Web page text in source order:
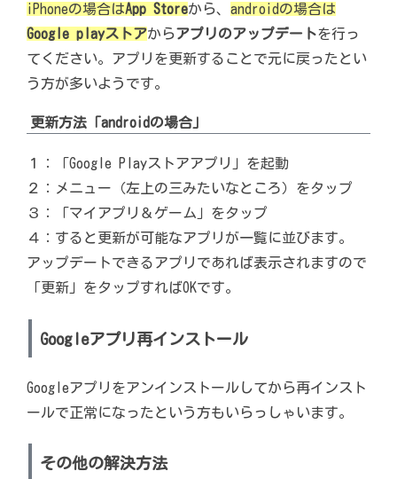
iPhoneの場合はApp Storeから、androidの場合は
Google playストアからアプリのアップデートを行っ
てください。アプリを更新することで元に戻ったとい
う方が多いようです。
更新方法「androidの場合」
１：「Google Playストアアプリ」を起動
２：メニュー（左上の三みたいなところ）をタップ
３：「マイアプリ＆ゲーム」をタップ
４：すると更新が可能なアプリが一覧に並びます。
アップデートできるアプリであれば表示されますので
「更新」をタップすればOKです。
Googleアプリ再インストール
Googleアプリをアンインストールしてから再インスト
ールで正常になったという方もいらっしゃいます。
その他の解決方法